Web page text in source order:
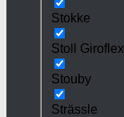
Stokke
Stoll Giroflex
Stouby
Strässle